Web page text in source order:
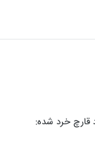
عدد قارچ خرد شده: